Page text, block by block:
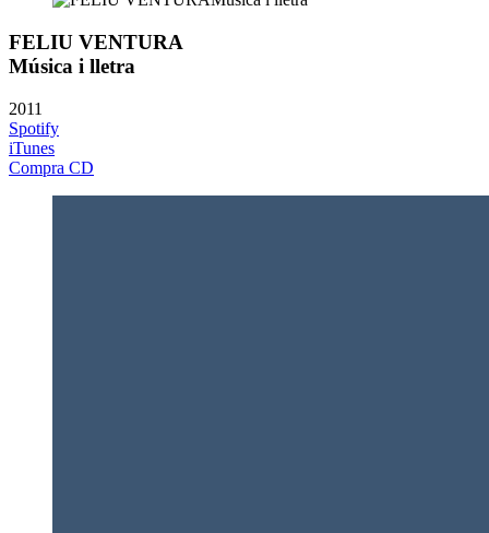
FELIU VENTURA
Música i lletra
2011
Spotify
iTunes
Compra CD